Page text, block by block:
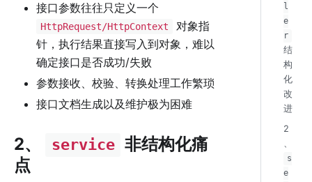
接口参数往往只定义一个
HttpRequest/HttpContext
对象指
针，执行结果直接写入到对象，难以
确定接口是否成功/失败
参数接收、校验、转换处理工作繁琐
接口文档生成以及维护极为困难
2、 service 非结构化痛
点
l
e
r
结
构
化
改
进
2
、
s
e